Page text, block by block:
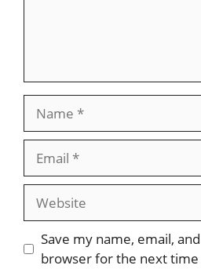
Website
Save my name, email,
browser for the next